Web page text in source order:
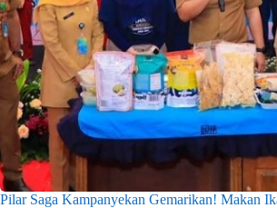
Pilar Saga Kampanyekan Gemarikan! Makan